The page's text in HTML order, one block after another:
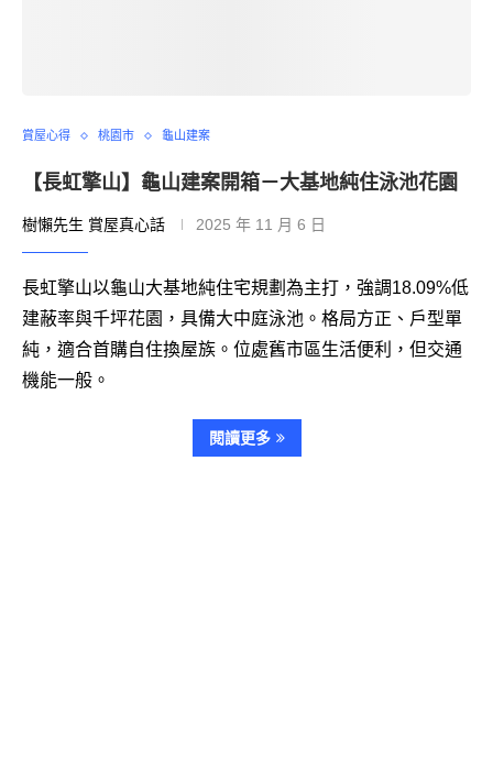
賞屋心得 桃園市 龜山建案
【長虹擎山】龜山建案開箱－大基地純住泳池花園
樹懶先生 賞屋真心話 2025 年 11 月 6 日
長虹擎山以龜山大基地純住宅規劃為主打，強調18.09%低
建蔽率與千坪花園，具備大中庭泳池。格局方正、戶型單
純，適合首購自住換屋族。位處舊市區生活便利，但交通
機能一般。
閱讀更多